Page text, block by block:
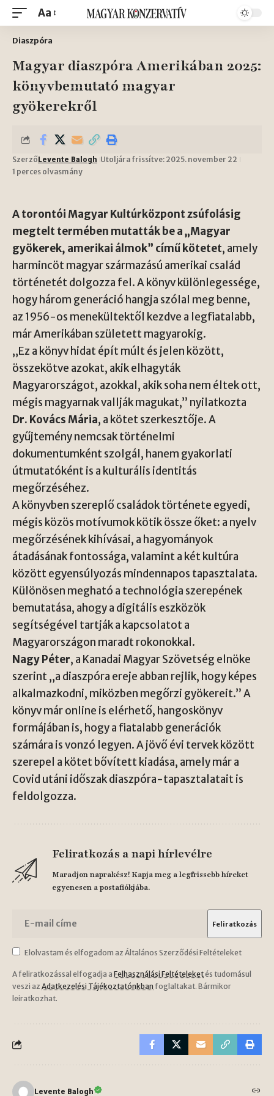
Aa
Diaszpóra
Magyar diaszpóra Amerikában 2025:
könyvbemutató magyar
gyökerekről
Szerző Levente Balogh Utoljára frissítve: 2025. november 22
1 perces olvasmány
A torontói Magyar Kultúrközpont zsúfolásig
megtelt termében mutatták be a „Magyar
gyökerek, amerikai álmok” című kötetet, amely
harmincöt magyar származású amerikai család
történetét dolgozza fel. A könyv különlegessége,
hogy három generáció hangja szólal meg benne,
az 1956-os menekültektől kezdve a legfiatalabb,
már Amerikában született magyarokig.
„Ez a könyv hidat épít múlt és jelen között,
összekötve azokat, akik elhagyták
Magyarországot, azokkal, akik soha nem éltek ott,
mégis magyarnak vallják magukat,” nyilatkozta
Dr. Kovács Mária, a kötet szerkesztője. A
gyűjtemény nemcsak történelmi
dokumentumként szolgál, hanem gyakorlati
útmutatóként is a kulturális identitás
megőrzéséhez.
A könyvben szereplő családok története egyedi,
mégis közös motívumok kötik össze őket: a nyelv
megőrzésének kihívásai, a hagyományok
átadásának fontossága, valamint a két kultúra
között egyensúlyozás mindennapos tapasztalata.
Különösen megható a technológia szerepének
bemutatása, ahogy a digitális eszközök
segítségével tartják a kapcsolatot a
Magyarországon maradt rokonokkal.
Nagy Péter, a Kanadai Magyar Szövetség elnöke
szerint „a diaszpóra ereje abban rejlik, hogy képes
alkalmazkodni, miközben megőrzi gyökereit.” A
könyv már online is elérhető, hangoskönyv
formájában is, hogy a fiatalabb generációk
számára is vonzó legyen. A jövő évi tervek között
szerepel a kötet bővített kiadása, amely már a
Covid utáni időszak diaszpóra-tapasztalatait is
feldolgozza.
Feliratkozás a napi hírlevélre
Maradjon naprakész! Kapja meg a legfrissebb híreket
egyenesen a postafiókjába.
Elolvastam és elfogadom az Általános Szerződési Feltételeket
A feliratkozással elfogadja a Felhasználási Feltételeketés tudomásul
veszi az Adatkezelési Tájékoztatónkban foglaltakat. Bármikor
leiratkozhat.
Levente Balogh